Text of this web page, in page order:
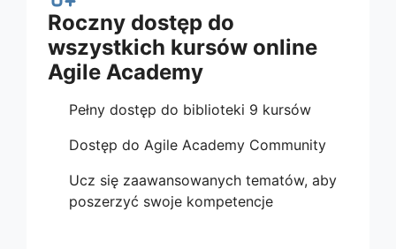
Roczny dostęp do
wszystkich kursów online
Agile Academy
Pełny dostęp do biblioteki 9 kursów
Dostęp do Agile Academy Community
Ucz się zaawansowanych tematów, aby
poszerzyć swoje kompetencje